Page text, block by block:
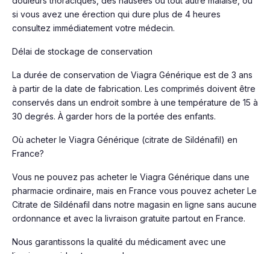
si vous avez une érection qui dure plus de 4 heures
consultez immédiatement votre médecin.
Délai de stockage de conservation
La durée de conservation de Viagra Générique est de 3 ans
à partir de la date de fabrication. Les comprimés doivent être
conservés dans un endroit sombre à une température de 15 à
30 degrés. À garder hors de la portée des enfants.
Où acheter le Viagra Générique (citrate de Sildénafil) en
France?
Vous ne pouvez pas acheter le Viagra Générique dans une
pharmacie ordinaire, mais en France vous pouvez acheter Le
Citrate de Sildénafil dans notre magasin en ligne sans aucune
ordonnance et avec la livraison gratuite partout en France.
Nous garantissons la qualité du médicament avec une